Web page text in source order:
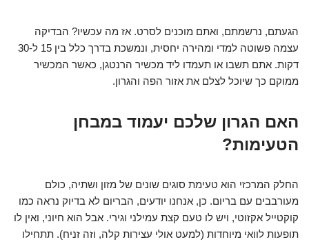
הגעתם, נרשמתם, ואתם מוכנים לסרט. אז מה עכשיו? הבדיקה
עצמה פשוטה למדי ומהירה יחסית, ונמשכת בדרך כלל בין 15 ל-30
דקות. אתם תשבו או תעמדו ליד מכשיר הרנטגן, כאשר המכשיר
ממוקם כך שיוכל לצלם את אזור הפה והגרון.
האם הגרון שלכם יעמוד במבחן
הטעימות?
החלק המרכזי הוא טעימת סוגים שונים של מזון ושתיה, כולם
מעורבבים עם בריום. כן, אנחנו יודעים, הבריום לא בדיוק נראה כמו
קוקטייל אקזוטי, ויש לו טעם קצת עמילני וגירי. אבל הוא חיוני, ואין לו
תופעות לוואי מיוחדות (למעט אולי עצירות קלה, וזה זניח). תתחילו